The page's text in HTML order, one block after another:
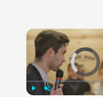
Video